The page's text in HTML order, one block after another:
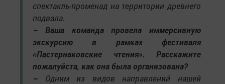
спектакль-променад на территории древнего
подвала.
– Ваша команда провела иммерсивную
экскурсию в рамках фестиваля
«Пастернаковские чтения». Расскажите
пожалуйста, как она была организована?
– Одним из видов направлений нашей